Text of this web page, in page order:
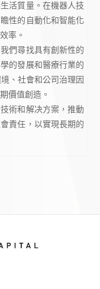
活質量。在機器人技
性的自動化和智能化
率。
們尋找具有創新性的
的發展和醫療行業的
、社會和公司治理因
價值創造。
術和解决方案，推動
責任，以實現長期的